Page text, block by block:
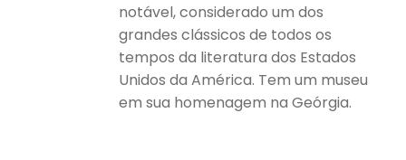
notável, considerado um dos
grandes clássicos de todos os
tempos da literatura dos Estados
Unidos da América. Tem um museu
em sua homenagem na Geórgia.